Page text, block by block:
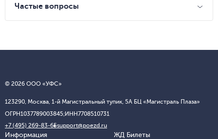
Частые вопросы
© 2026 ООО «УФС»
123290, Москва, 1-й Магистральный тупик, 5А БЦ «Магистраль Плаза»
ОГРН1037789003845;ИНН7708510731
+7 (495) 269-83-65support@poezd.ru
Информация ЖД Билеты